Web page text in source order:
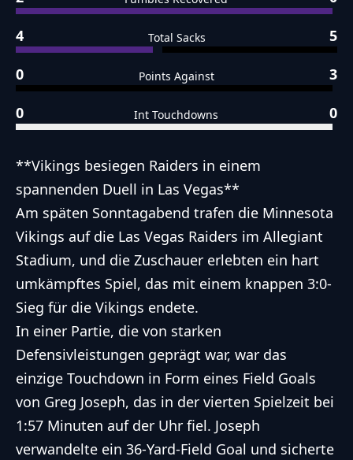
4 Total Sacks 5
0 Points Against 3
0 Int Touchdowns 0
**Vikings besiegen Raiders in einem
spannenden Duell in Las Vegas**
Am späten Sonntagabend trafen die Minnesota
Vikings auf die Las Vegas Raiders im Allegiant
Stadium, und die Zuschauer erlebten ein hart
umkämpftes Spiel, das mit einem knappen 3:0-
Sieg für die Vikings endete.
In einer Partie, die von starken
Defensivleistungen geprägt war, war das
einzige Touchdown in Form eines Field Goals
von Greg Joseph, das in der vierten Spielzeit bei
1:57 Minuten auf der Uhr fiel. Joseph
verwandelte ein 36-Yard-Field Goal und sicherte